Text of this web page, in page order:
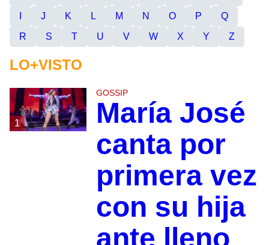
J K L M N O P
Q
R
S T U V W X Y Z
LO+VISTO
1
GOSSIP
María José
canta por
primera vez
con su hija
ante lleno